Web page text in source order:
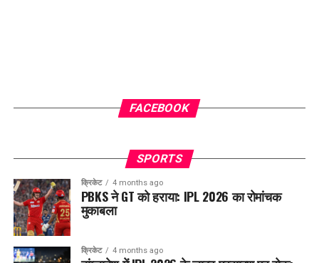
FACEBOOK
SPORTS
क्रिकेट 4 months ago
PBKS ने GT को हराया: IPL 2026 का रोमांचक
मुकाबला
क्रिकेट 4 months ago